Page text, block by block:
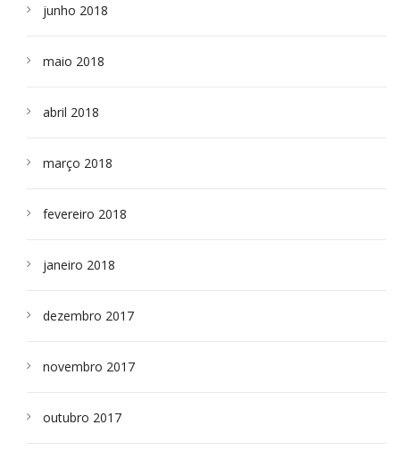
junho 2018
maio 2018
abril 2018
março 2018
fevereiro 2018
janeiro 2018
dezembro 2017
novembro 2017
outubro 2017